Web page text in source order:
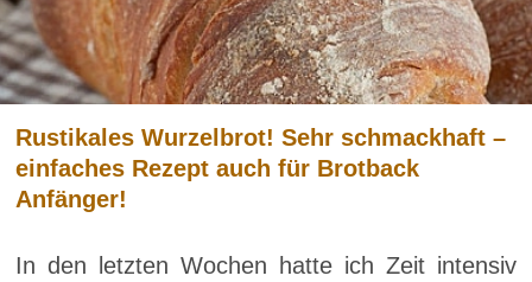
Rustikales Wurzelbrot! Sehr schmackhaft –
einfaches Rezept auch für Brotback
Anfänger!
In den letzten Wochen hatte ich Zeit intensiv